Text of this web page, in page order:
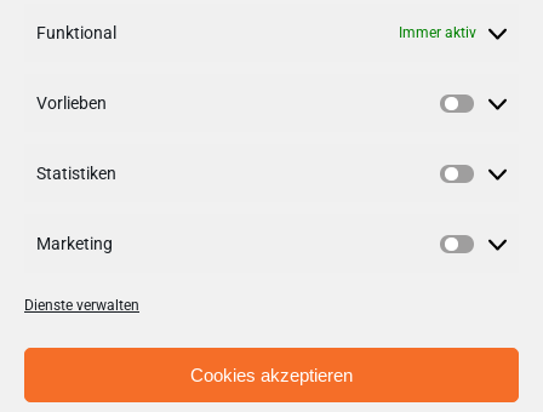
Funktional Immer aktiv
Vorlieben
Statistiken
Marketing
Dienste verwalten
Cookies akzeptieren
Quartiersmanagement
Follow us on